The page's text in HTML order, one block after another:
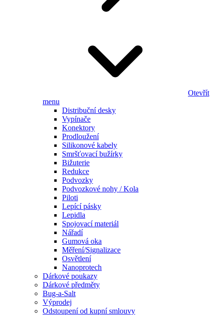
Otevřít
menu
Distribuční desky
Vypínače
Konektory
Prodloužení
Silikonové kabely
Smršťovací bužírky
Bižuterie
Redukce
Podvozky
Podvozkové nohy / Kola
Piloti
Lepící pásky
Lepidla
Spojovací materiál
Nářadí
Gumová oka
Měření/Signalizace
Osvětlení
Nanoprotech
Dárkové poukazy
Dárkové předměty
Bug-a-Salt
Výprodej
Odstoupení od kupní smlouvy